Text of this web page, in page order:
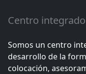
Centro
Somos un centro
desarrollo de la
colocación,